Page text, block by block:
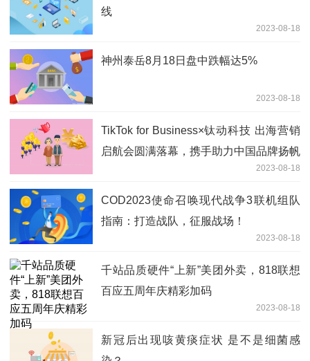
线
2023-08-18
神州泰岳8月18日盘中跌幅达5%
2023-08-18
TikTok for Business×钛动科技 出海营销
启航会圆满落幕，携手助力中国品牌扬帆
2023-08-18
COD2023使命召唤现代战争3联机组队
指南：打造战队，征服战场！
2023-08-18
千站品质硬件“上新”美团外卖，818联想
百应五周年庆精彩加码
2023-08-18
新冠后出现咳黄痰症状 是不是细菌感